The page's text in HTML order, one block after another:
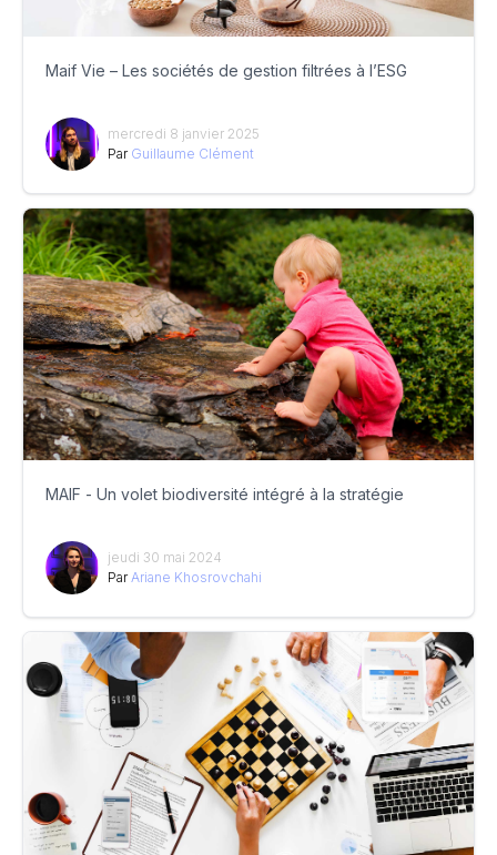
Maif Vie – Les sociétés de gestion filtrées à l’ESG
mercredi 8 janvier 2025
Par Guillaume Clément
MAIF - Un volet biodiversité intégré à la stratégie
jeudi 30 mai 2024
Par Ariane Khosrovchahi